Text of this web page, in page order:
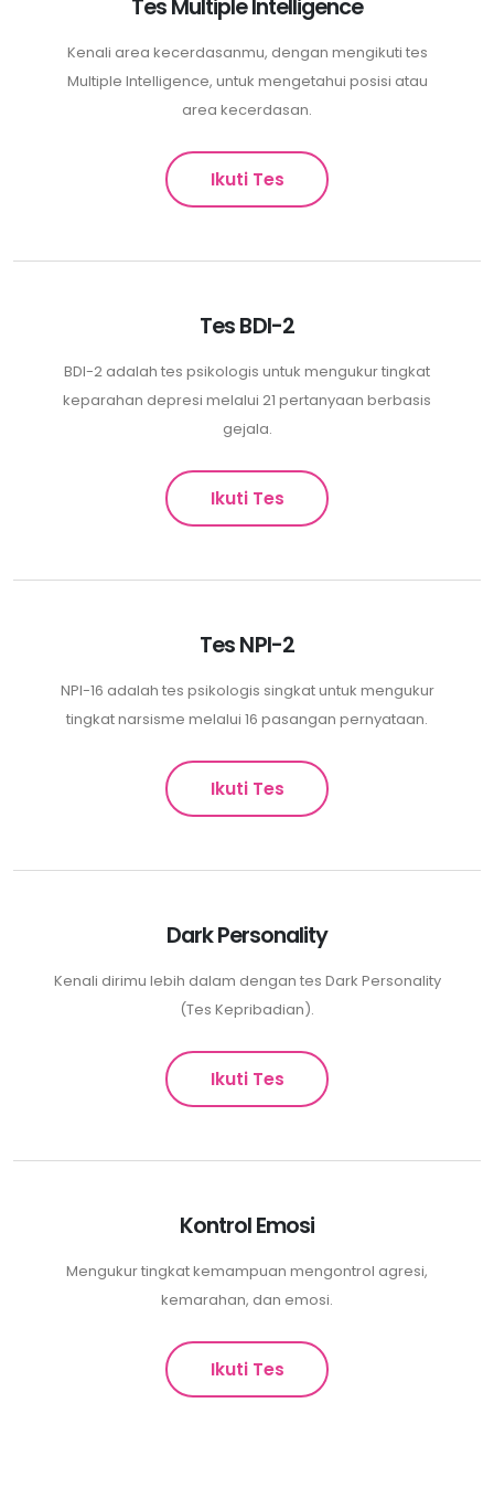
Tes Multiple Intelligence
Kenali area kecerdasanmu, dengan mengikuti tes
Multiple Intelligence, untuk mengetahui posisi atau
area kecerdasan.
Ikuti Tes
Tes BDI-2
BDI-2 adalah tes psikologis untuk mengukur tingkat
keparahan depresi melalui 21 pertanyaan berbasis
gejala.
Ikuti Tes
Tes NPI-2
NPI-16 adalah tes psikologis singkat untuk mengukur
tingkat narsisme melalui 16 pasangan pernyataan.
Ikuti Tes
Dark Personality
Kenali dirimu lebih dalam dengan tes Dark Personality
(Tes Kepribadian).
Ikuti Tes
Kontrol Emosi
Mengukur tingkat kemampuan mengontrol agresi,
kemarahan, dan emosi.
Ikuti Tes